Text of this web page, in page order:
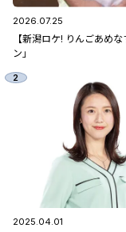
2026.07.25
【新潟ロケ! りんごあめ
ン」
2025.04.01